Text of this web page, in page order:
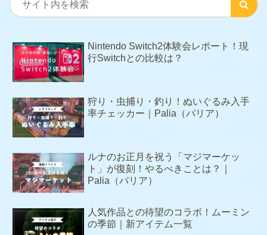
Nintendo Switch2体験会レポート！現
行Switchとの比較は？
狩り・虫捕り・釣り！ぬいぐるみ入手
率チェッカー｜Palia（パリア）
ルナのお正月を祝う「マジマーケッ
ト」が復刻！やるべきことは？｜
Palia（パリア）
人気作品との待望のコラボ！ムーミン
の季節｜新アイテム一覧